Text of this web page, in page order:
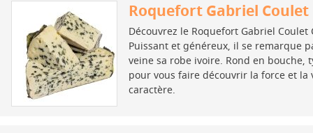
Roquefort Gabriel Coulet
Découvrez le Roquefort Gabriel
Puissant et généreux, il se remarque
veine sa robe ivoire. Rond en bouche,
pour vous faire découvrir la force et la
caractère.